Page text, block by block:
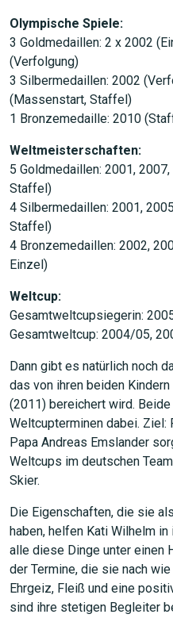
Olympische Spiele:
3 Goldmedaillen: 2 x 2002
(Verfolgung)
3 Silbermedaillen: 2002
(Massenstart, Staffel)
1 Bronzemedaille: 2010
Weltmeisterschaften:
5 Goldmedaillen: 2001,
Staffel)
4 Silbermedaillen: 2001,
Staffel)
4 Bronzemedaillen: 2002,
Einzel)
Weltcup:
Gesamtweltcupsiegerin:
Gesamtweltcup: 2004/05,
Dann gibt es natürlich noch
das von ihren beiden
(2011) bereichert wird.
Weltcupterminen dabei. Ziel:
Papa Andreas Emslander
Weltcups im deutschen
Skier.
Die Eigenschaften, die sie
haben, helfen Kati Wilhelm
alle diese Dinge unter einen
der Termine, die sie nach
Ehrgeiz, Fleiß und eine
sind ihre stetigen Begleiter